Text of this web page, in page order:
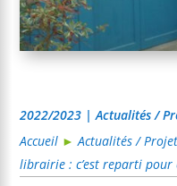
2022/2023 | Actualités /
Accueil ►Actualités /
librairie : c’est reparti pour